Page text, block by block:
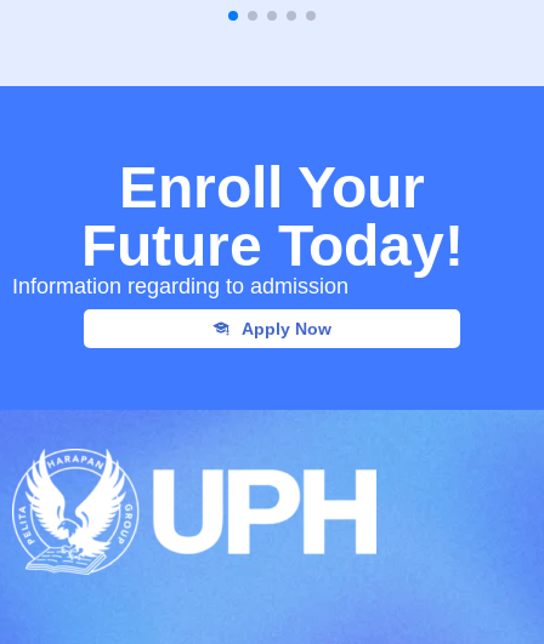
Enroll Your
Future Today!
Information regarding to admission
Apply Now